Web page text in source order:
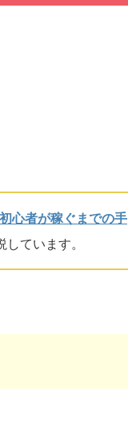
心者が稼ぐまでの手
ています。